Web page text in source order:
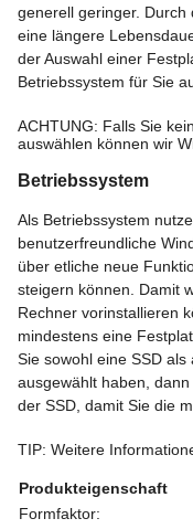
generell geringer. Durch
eine längere
der Auswahl einer
Betriebssystem für Sie
ACHTUNG: Falls Sie
auswählen können wir
Betriebssystem
Als Betriebssystem
benutzerfreundliche
über etliche neue
steigern können. Damit
Rechner vorinstallieren
mindestens eine
Sie sowohl eine SSD
ausgewählt haben,
der SSD, damit Sie die
TIP: Weitere
Produkteigenschaft
Formfaktor: